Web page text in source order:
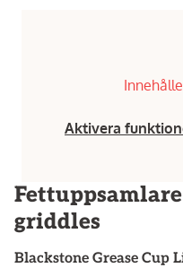
Aktivera
griddles
Blackstone Grease Cup